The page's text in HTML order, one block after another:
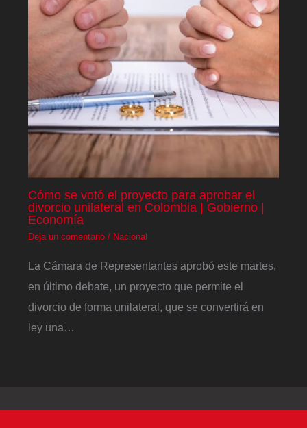
Cómo se votó el proyecto para aprobar el
divorcio unilateral en Colombia | Gobierno |
Economía
Deja un comentario / Nacional
La Cámara de Representantes aprobó este martes,
en último debate, un proyecto que permite el
divorcio de forma unilateral, que se convertirá en
ley una…